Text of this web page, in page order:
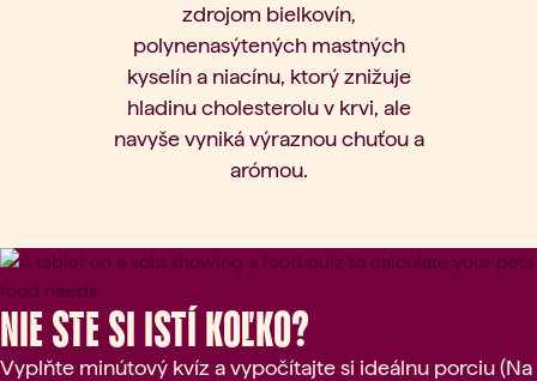
zdrojom bielkovín,
polynenasýtených mastných
kyselín a niacínu, ktorý znižuje
hladinu cholesterolu v krvi, ale
navyše vyniká výraznou chuťou a
arómou.
Nie ste si istí koľko?
Vyplňte minútový kvíz a vypočítajte si ideálnu porciu (Na